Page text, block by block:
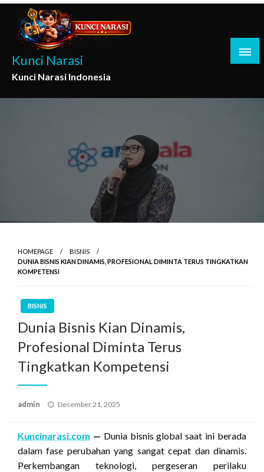
Skip
content
Kunci Narasi
Kunci Narasi Indonesia
HOMEPAGE
BISNIS
DUNIA BISNIS KIAN DINAMIS, PROFESIONAL DIMINTA TERUS TINGKATKAN
KOMPETENSI
BISNIS
Dunia Bisnis Kian Dinamis,
Profesional Diminta Terus
Tingkatkan Kompetensi
admin
Posted
Desember 21, 2025
Kuncinarasi.com — Dunia bisnis global saat ini berada
dalam fase perubahan yang sangat cepat dan dinamis.
Perkembangan teknologi, pergeseran perilaku